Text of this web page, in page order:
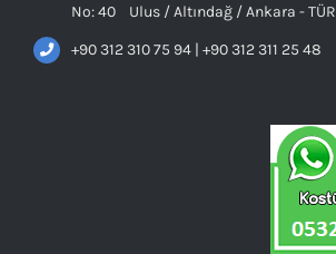
No: 40 Ulus / Altındağ / Ankara -
+90 312 310 75 94 | +90 312 311 25 48